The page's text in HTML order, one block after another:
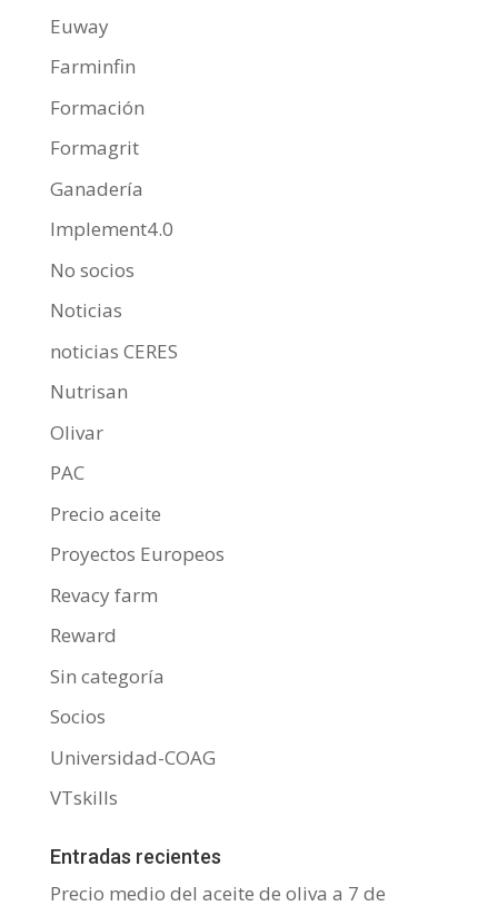
Euway
Farminfin
Formación
Formagrit
Ganadería
Implement4.0
No socios
Noticias
noticias CERES
Nutrisan
Olivar
PAC
Precio aceite
Proyectos Europeos
Revacy farm
Reward
Sin categoría
Socios
Universidad-COAG
VTskills
Entradas recientes
Precio medio del aceite de oliva a 7 de